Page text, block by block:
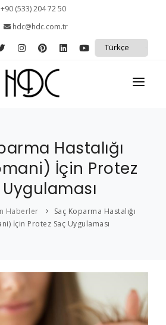
(533) 204 72 50
hdc@hdc.com.tr
Hastalığı
İçin Protez
Haberler
Saç Koparma Hastalığı
İçin Protez Saç Uygulaması